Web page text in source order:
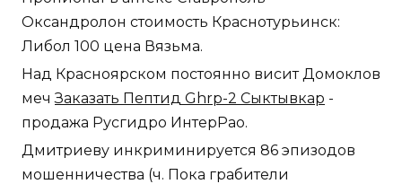
Оксандролон стоимость Краснотурьинск:
Либол 100 цена Вязьма.
Над Красноярском постоянно висит Домоклов
мечЗаказать Пептид Ghrp-2 Сыктывкар -
продажа Русгидро ИнтерРао.
Дмитриеву инкриминируется 86 эпизодов
мошенничества (ч. Пока грабители